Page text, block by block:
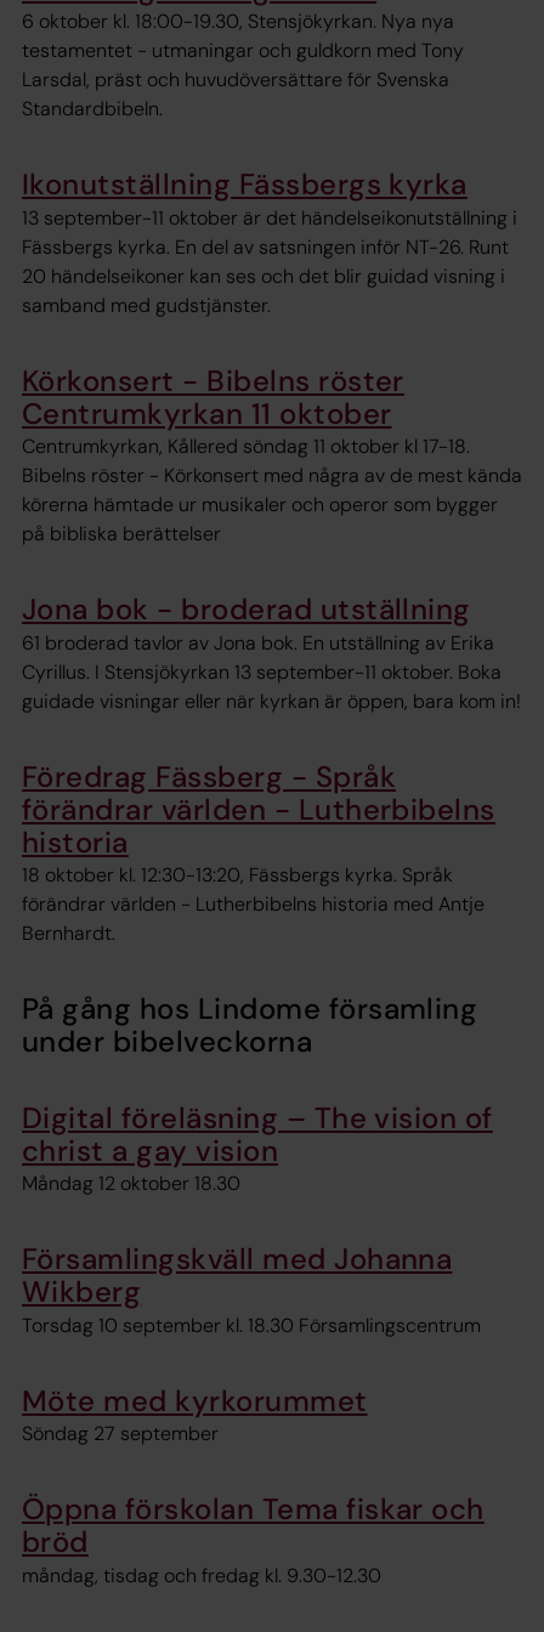
6 oktober kl. 18:00-19.30, Stensjökyrkan. Nya nya
testamentet - utmaningar och guldkorn med Tony
Larsdal, präst och huvudöversättare för Svenska
Standardbibeln.
Ikonutställning Fässbergs kyrka
13 september-11 oktober är det händelseikonutställning i
Fässbergs kyrka. En del av satsningen inför NT-26. Runt
20 händelseikoner kan ses och det blir guidad visning i
samband med gudstjänster.
Körkonsert - Bibelns röster
Centrumkyrkan 11 oktober
Centrumkyrkan, Kållered söndag 11 oktober kl 17-18.
Bibelns röster - Körkonsert med några av de mest kända
körerna hämtade ur musikaler och operor som bygger
på bibliska berättelser
Jona bok - broderad utställning
61 broderad tavlor av Jona bok. En utställning av Erika
Cyrillus. I Stensjökyrkan 13 september-11 oktober. Boka
guidade visningar eller när kyrkan är öppen, bara kom in!
Föredrag Fässberg - Språk
förändrar världen - Lutherbibelns
historia
18 oktober kl. 12:30-13:20, Fässbergs kyrka. Språk
förändrar världen - Lutherbibelns historia med Antje
Bernhardt.
På gång hos Lindome församling
under bibelveckorna
Digital föreläsning – The vision of
christ a gay vision
Måndag 12 oktober 18.30
Församlingskväll med Johanna
Wikberg
Torsdag 10 september kl. 18.30 Församlingscentrum
Möte med kyrkorummet
Söndag 27 september
Öppna förskolan Tema fiskar och
bröd
måndag, tisdag och fredag kl. 9.30-12.30